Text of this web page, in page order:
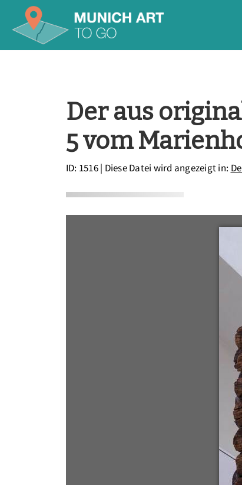
Der aus
5 vom
ID: 1516| Diese Datei wird angezeigt in: